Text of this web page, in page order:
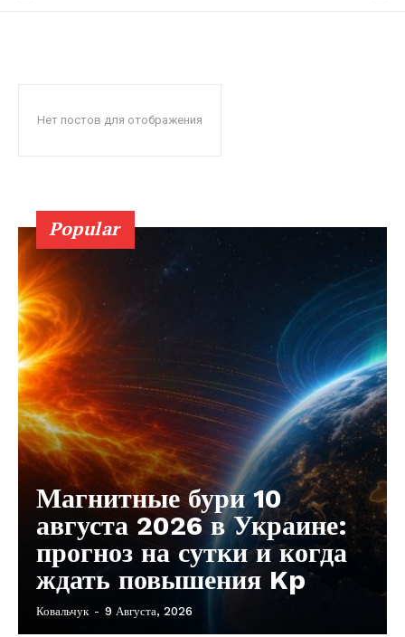
Нет постов для отображения
Popular
Магнитные бури 10
августа 2026 в Украине:
прогноз на сутки и когда
ждать повышения Kp
Ковальчук - 9 Августа, 2026